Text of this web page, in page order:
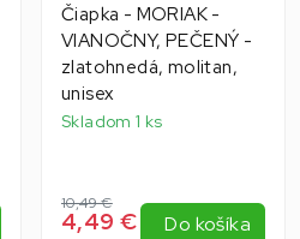
Čiapka - MORIAK -
VIANOČNY, PEČENÝ -
zlatohnedá, molitan,
unisex
Skladom 1 ks
10,49 €
4,49 € Do košíka